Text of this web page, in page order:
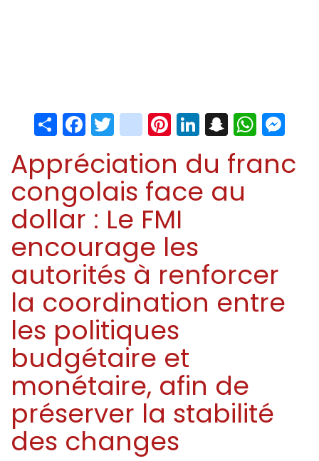
ShareFacebook
Twitter
instagram
Pinterest
LinkedIn
Snapchat
Appréciation du franc
congolais face au
dollar : Le FMI
encourage les
autorités à renforcer
la coordination entre
les politiques
budgétaire et
monétaire, afin de
préserver la stabilité
des changes